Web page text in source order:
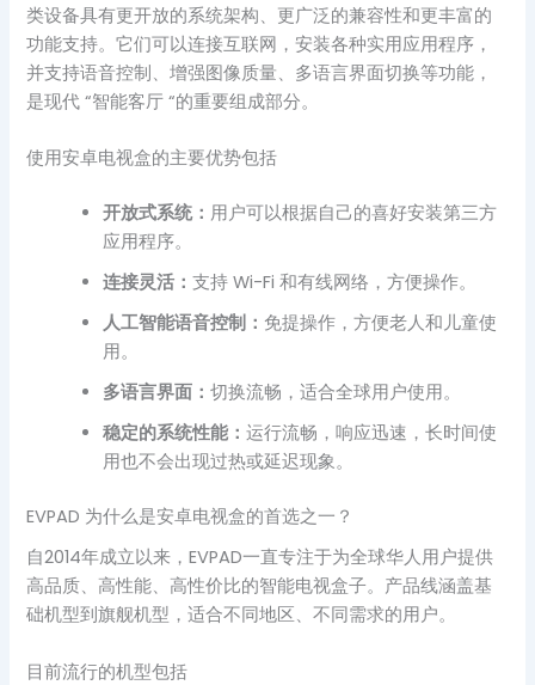
类设备具有更开放的系统架构、更广泛的兼容性和更丰富的
功能支持。它们可以连接互联网，安装各种实用应用程序，
并支持语音控制、增强图像质量、多语言界面切换等功能，
是现代 “智能客厅 “的重要组成部分。
使用安卓电视盒的主要优势包括
开放式系统： 用户可以根据自己的喜好安装第三方
应用程序。
连接灵活：支持 Wi-Fi 和有线网络，方便操作。
人工智能语音控制： 免提操作，方便老人和儿童使
用。
多语言界面：切换流畅，适合全球用户使用。
稳定的系统性能：运行流畅，响应迅速，长时间使
用也不会出现过热或延迟现象。
EVPAD 为什么是安卓电视盒的首选之一？
自2014年成立以来，EVPAD一直专注于为全球华人用户提供
高品质、高性能、高性价比的智能电视盒子。产品线涵盖基
础机型到旗舰机型，适合不同地区、不同需求的用户。
目前流行的机型包括